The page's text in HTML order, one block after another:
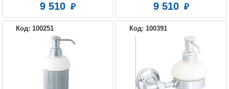
9 510 9 510
Код: 100251 Код: 100391